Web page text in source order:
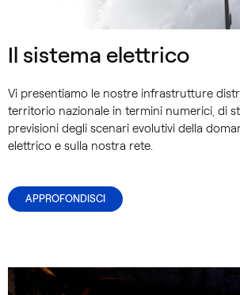
Il sistema elettrico
Vi presentiamo le nostre infrastrutture
territorio nazionale in termini numerici, di
previsioni degli scenari evolutivi della
elettrico e sulla nostra rete.
APPROFONDISCI